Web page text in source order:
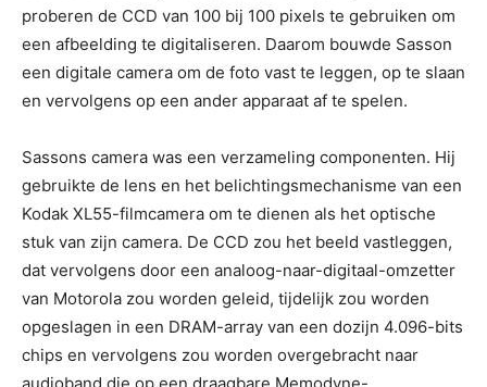
proberen de CCD van 100 bij 100 pixels te gebruiken om
een ​​afbeelding te digitaliseren. Daarom bouwde Sasson
een digitale camera om de foto vast te leggen, op te slaan
en vervolgens op een ander apparaat af te spelen.
Sassons camera was een verzameling componenten. Hij
gebruikte de lens en het belichtingsmechanisme van een
Kodak XL55-filmcamera om te dienen als het optische
stuk van zijn camera. De CCD zou het beeld vastleggen,
dat vervolgens door een analoog-naar-digitaal-omzetter
van Motorola zou worden geleid, tijdelijk zou worden
opgeslagen in een DRAM-array van een dozijn 4.096-bits
chips en vervolgens zou worden overgebracht naar